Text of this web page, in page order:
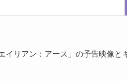
イリアン：アース」の予告映像と